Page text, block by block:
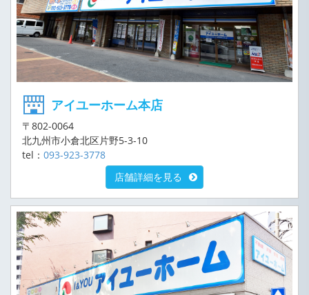
アイユーホーム本店
〒802-0064
北九州市小倉北区片野5-3-10
tel： 093-923-3778
店舗詳細を見る